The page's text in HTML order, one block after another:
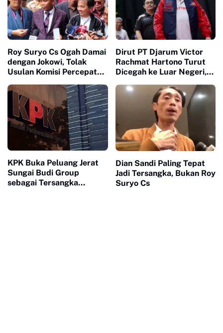
Roy Suryo Cs Ogah Damai
dengan Jokowi, Tolak
Usulan Komisi Percepatan
Dirut PT Djarum Victor
Rachmat Hartono Turut
Dicegah ke Luar Negeri,
KPK Buka Peluang Jerat
Sungai Budi Group
sebagai Tersangka
Dian Sandi Paling Tepat
Jadi Tersangka, Bukan Roy
Suryo Cs